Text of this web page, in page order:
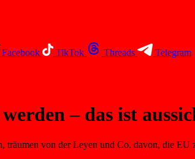
Facebook TikTok Threads
Telegram
– das ist
von der Leyen und Co. davon, die